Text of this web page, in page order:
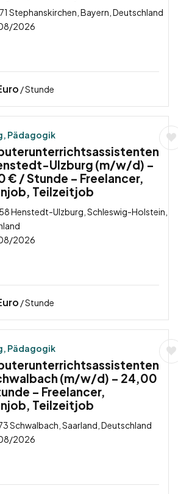
Stephanskirchen, Bayern, Deutschland
2026
/ Stunde
Pädagogik
Ulzburg (m/w/d) –
€ / Stunde – Freelancer,
Teilzeitjob
Henstedt-Ulzburg, Schleswig-Holstein,
2026
/ Stunde
Pädagogik
(m/w/d) – 24,00
– Freelancer,
Teilzeitjob
Schwalbach, Saarland, Deutschland
2026